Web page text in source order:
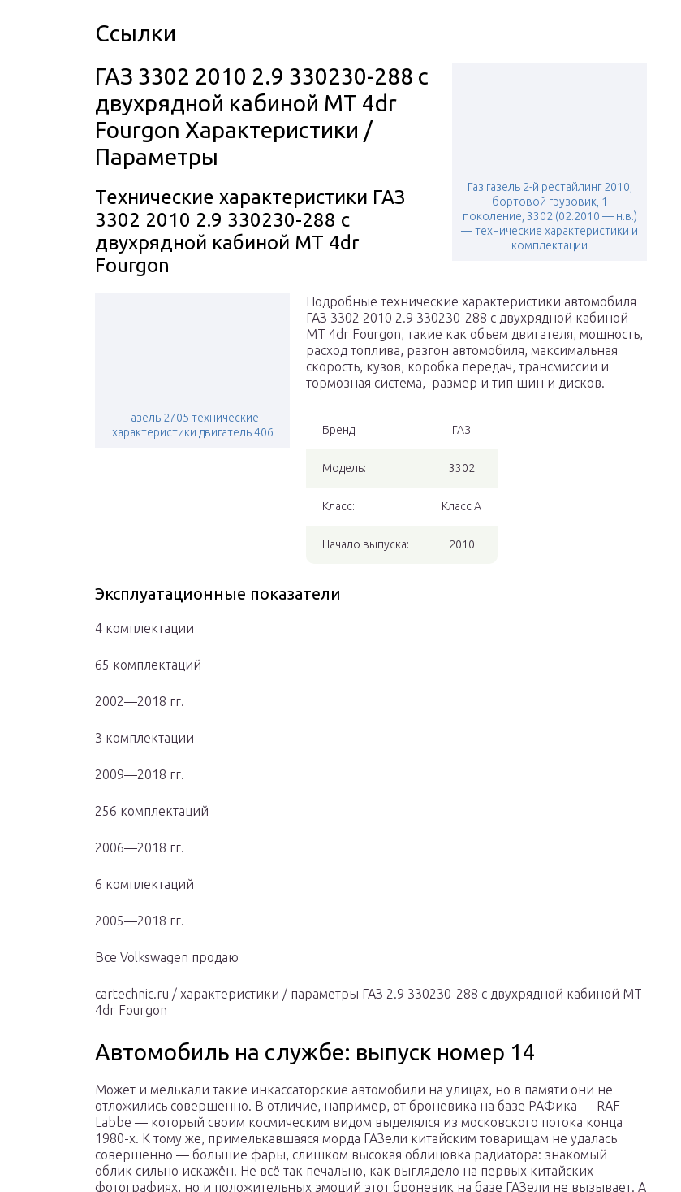
Ссылки
Газ газель 2-й рестайлинг 2010,
бортовой грузовик, 1
поколение, 3302 (02.2010 — н.в.)
— технические характеристики и
комплектации
ГАЗ 3302 2010 2.9 330230-288 с
двухрядной кабиной MT 4dr
Fourgon Характеристики /
Параметры
Технические характеристики ГАЗ
3302 2010 2.9 330230-288 с
двухрядной кабиной MT 4dr
Fourgon
Газель 2705 технические
характеристики двигатель 406
Подробные технические характеристики автомобиля
ГАЗ 3302 2010 2.9 330230-288 с двухрядной кабиной
MT 4dr Fourgon, такие как объем двигателя, мощность,
расход топлива, разгон автомобиля, максимальная
скорость, кузов, коробка передач, трансмиссии и
тормозная система, размер и тип шин и дисков.
Бренд: ГАЗ
Модель: 3302
Класс: Класс A
Начало выпуска: 2010
Эксплуатационные показатели
4 комплектации
65 комплектаций
2002—2018 гг.
3 комплектации
2009—2018 гг.
256 комплектаций
2006—2018 гг.
6 комплектаций
2005—2018 гг.
Все Volkswagen продаю
cartechnic.ru / характеристики / параметры ГАЗ 2.9 330230-288 с двухрядной кабиной MT
4dr Fourgon
Автомобиль на службе: выпуск номер 14
Может и мелькали такие инкассаторские автомобили на улицах, но в памяти они не
отложились совершенно. В отличие, например, от броневика на базе РАФика — RAF
Labbe — который своим космическим видом выделялся из московского потока конца
1980-х. К тому же, примелькавшаяся морда ГАЗели китайским товарищам не удалась
совершенно — большие фары, слишком высокая облицовка радиатора: знакомый
облик сильно искажён. Не всё так печально, как выглядело на первых китайских
фотографиях, но и положительных эмоций этот броневик на базе ГАЗели не вызывает. А